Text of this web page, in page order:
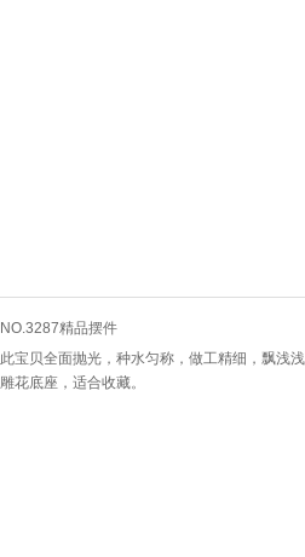
NO.3287精品摆件
此宝贝全面抛光，种水匀称，做工精细，飘浅
雕花底座，适合收藏。